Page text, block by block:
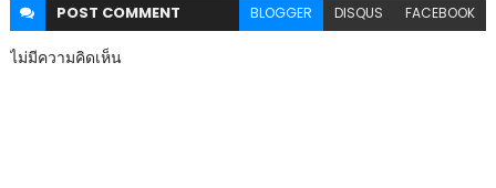
POST COMMENT BLOGGER DISQUS FACEBOOK
ไม่มีความคิดเห็น